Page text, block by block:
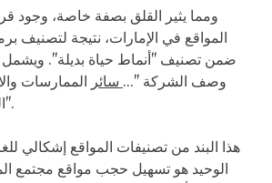
ومما يثير القلق بصفة خاصة،
المواقع في الإمارات، نتيجة لتصنيف
ضمن تصنيف "أنماط حياة بديلة".
وصف الشركة "... سائر الممارسات
الجنسية غير التقليدية".
هذا البند من تصنيفات المواقع إشكالي
الوحيد هو تسهيل حجب مواقع مجتمع